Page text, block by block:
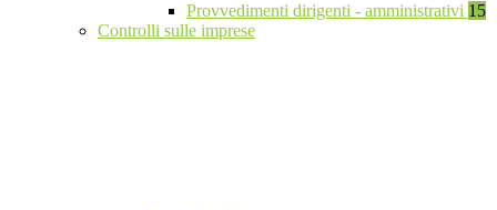
Provvedimenti dirigenti - amministrativi 15
Controlli sulle imprese